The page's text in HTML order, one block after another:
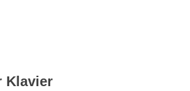
Klavier